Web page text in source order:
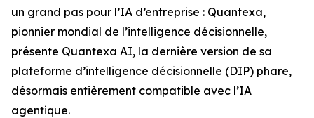
un grand pas pour l’IA d’entreprise : Quantexa,
pionnier mondial de l’intelligence décisionnelle,
présente Quantexa AI, la dernière version de sa
plateforme d’intelligence décisionnelle (DIP) phare,
désormais entièrement compatible avec l’IA
agentique.